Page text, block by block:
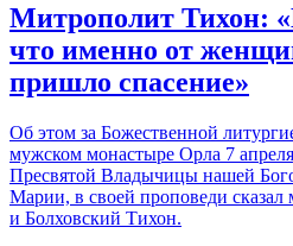
Митрополит Тихон:
что именно от
пришло спасение»
Об этом за Божественной
мужском монастыре Орла 7
Пресвятой Владычицы нашей
Марии, в своей проповеди
и Болховский Тихон.